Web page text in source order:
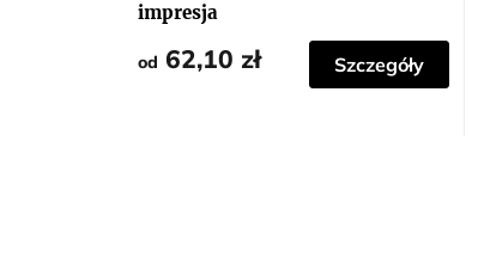
impresja
od 62,10 zł Szczegóły